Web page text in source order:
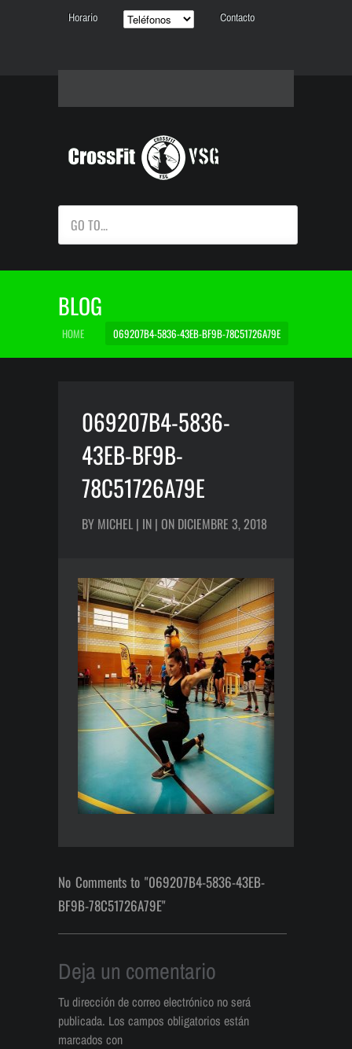
Horario Contacto
GO TO...
BLOG
HOME 069207B4-5836-43EB-BF9B-78C51726A79E
069207B4-5836-
43EB-BF9B-
78C51726A79E
BY MICHEL | IN | ON DICIEMBRE 3, 2018
No Comments to "069207B4-5836-43EB-
BF9B-78C51726A79E"
Deja un comentario
Tu dirección de correo electrónico no será
publicada. Los campos obligatorios están
marcados con